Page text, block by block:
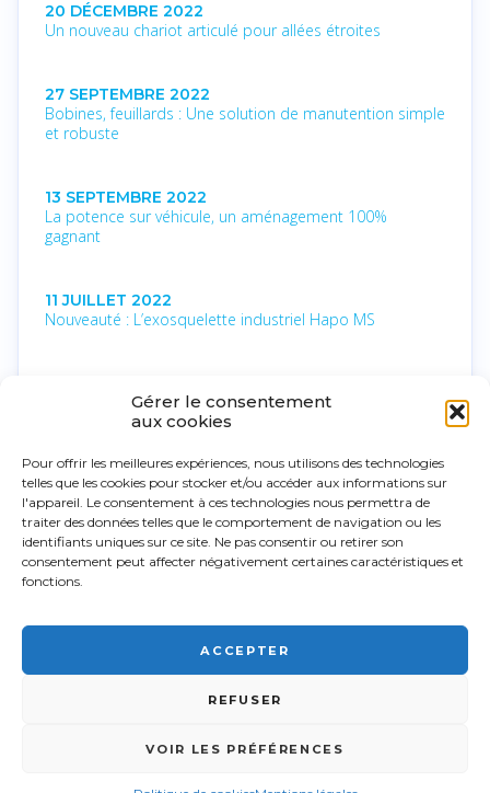
Gérer le consentement
aux cookies
Pour offrir les meilleures expériences, nous utilisons des technologies
telles que les cookies pour stocker et/ou accéder aux informations sur
l'appareil. Le consentement à ces technologies nous permettra de
traiter des données telles que le comportement de navigation ou les
identifiants uniques sur ce site. Ne pas consentir ou retirer son
consentement peut affecter négativement certaines caractéristiques et
fonctions.
ACCEPTER
REFUSER
VOIR LES PRÉFÉRENCES
03 89 57 81 90 CONTACT
20 DÉCEMBRE 2022
Un nouveau chariot articulé pour allées étroites
27 SEPTEMBRE 2022
Bobines, feuillards : Une solution de manutention simple
et robuste
13 SEPTEMBRE 2022
La potence sur véhicule, un aménagement 100%
gagnant
11 JUILLET 2022
Nouveauté : L’exosquelette industriel Hapo MS
Développement d’une collaboration avec Érgosanté
2 MARS 2022
Notre nouveau partenariat avec COMEGE
2 MARS 2022
Fiabilité et robustesse : Le positionnement qualité de
FSI France
FSI France© 2026 - Tous droits réservés -
FSI France est un distributeur d'équipements de levage et de